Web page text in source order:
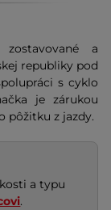
a
republiky pod
s cyklo
je zárukou
pôžitku z jazdy.
a typu
.